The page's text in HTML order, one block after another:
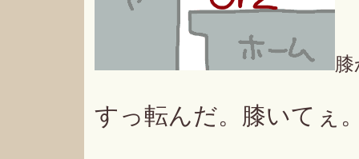
すっ転んだ。膝いてぇ